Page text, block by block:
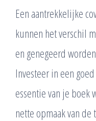
Een aantrekkelijke
kunnen het verschil
en genegeerd
Investeer in een
essentie van je boek
nette opmaak van